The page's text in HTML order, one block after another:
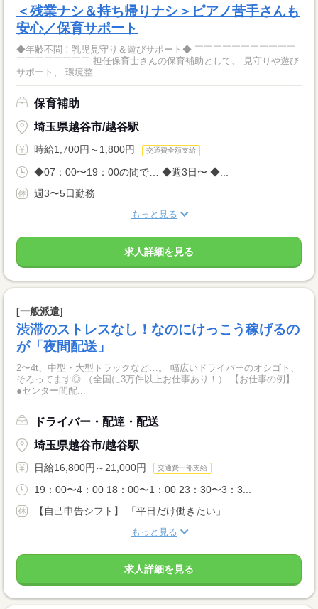
＜残業ナシ＆持ち帰りナシ＞ピアノ苦手さんも
安心／保育サポート
◆年齢不問！乳児見守り＆遊びサポート◆ ￣￣￣￣￣￣￣￣￣￣￣
￣￣￣￣￣￣￣￣ 担任保育士さんの保育補助として、 見守りや遊び
サポート、 環境整...
保育補助
埼玉県越谷市/越谷駅
時給1,700円～1,800円 交通費全額支給
◆07：00〜19：00の間で… ◆週3日〜 ◆...
週3〜5日勤務
もっと見る
求人詳細を見る
[一般派遣]
渋滞のストレスなし！なのにけっこう稼げるの
が「夜間配送」
2〜4t、中型・大型トラックなど…。 幅広いドライバーのオシゴト、
そろってます◎ （全国に3万件以上お仕事あり！） 【お仕事の例】
●センター間配...
ドライバー・配達・配送
埼玉県越谷市/越谷駅
日給16,800円～21,000円 交通費一部支給
19：00〜4：00 18：00〜1：00 23：30〜3：3...
【自己申告シフト】 「平日だけ働きたい」 ...
もっと見る
求人詳細を見る